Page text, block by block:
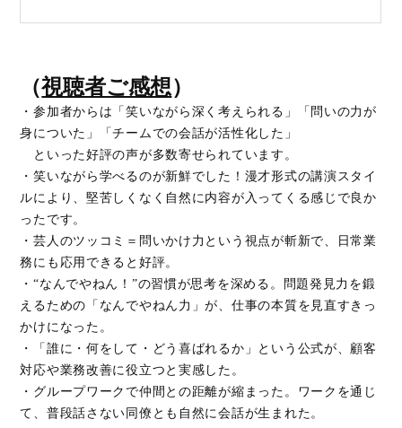
（視聴者ご感想）
・参加者からは「笑いながら深く考えられる」「問いの力が
身についた」「チームでの会話が活性化した」
といった好評の声が多数寄せられています。
・笑いながら学べるのが新鮮でした！漫才形式の講演スタイ
ルにより、堅苦しくなく自然に内容が入ってくる感じで良か
ったです。
・芸人のツッコミ＝問いかけ力という視点が斬新で、日常業
務にも応用できると好評。
・“なんでやねん！”の習慣が思考を深める。問題発見力を鍛
えるための「なんでやねん力」が、仕事の本質を見直すきっ
かけになった。
・「誰に・何をして・どう喜ばれるか」という公式が、顧客
対応や業務改善に役立つと実感した。
・グループワークで仲間との距離が縮まった。ワークを通じ
て、普段話さない同僚とも自然に会話が生まれた。